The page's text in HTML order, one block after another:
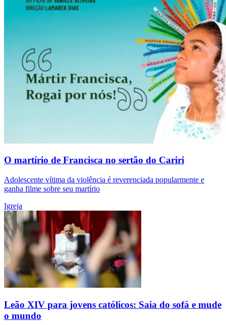
O martírio de Francisca no sertão do Cariri
Adolescente vítima da violência é reverenciada popularmente e
ganha filme sobre seu martírio
Igreja
Leão XIV para jovens católicos: Saia do sofá e mude
o mundo